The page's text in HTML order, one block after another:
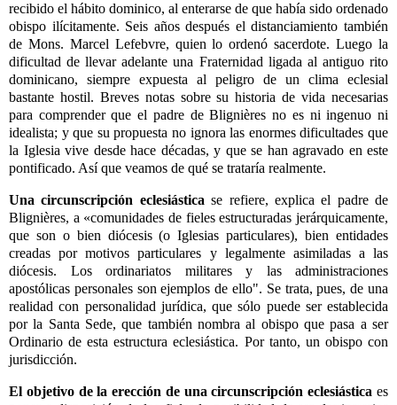
recibido el hábito dominico, al enterarse de que había sido ordenado
obispo ilícitamente. Seis años después el distanciamiento también
de Mons. Marcel Lefebvre, quien lo ordenó sacerdote. Luego la
dificultad de llevar adelante una Fraternidad ligada al antiguo rito
dominicano, siempre expuesta al peligro de un clima eclesial
bastante hostil. Breves notas sobre su historia de vida necesarias
para comprender que el padre de Blignières no es ni ingenuo ni
idealista; y que su propuesta no ignora las enormes dificultades que
la Iglesia vive desde hace décadas, y que se han agravado en este
pontificado. Así que veamos de qué se trataría realmente.
Una circunscripción eclesiástica se refiere, explica el padre de
Blignières, a «comunidades de fieles estructuradas jerárquicamente,
que son o bien diócesis (o Iglesias particulares), bien entidades
creadas por motivos particulares y legalmente asimiladas a las
diócesis. Los ordinariatos militares y las administraciones
apostólicas personales son ejemplos de ello". Se trata, pues, de una
realidad con personalidad jurídica, que sólo puede ser establecida
por la Santa Sede, que también nombra al obispo que pasa a ser
Ordinario de esta estructura eclesiástica. Por tanto, un obispo con
jurisdicción.
El objetivo de la erección de una circunscripción eclesiástica es